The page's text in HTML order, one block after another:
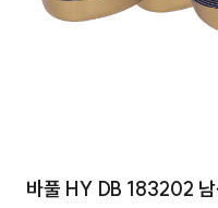
바풀 HY DB 183202 남